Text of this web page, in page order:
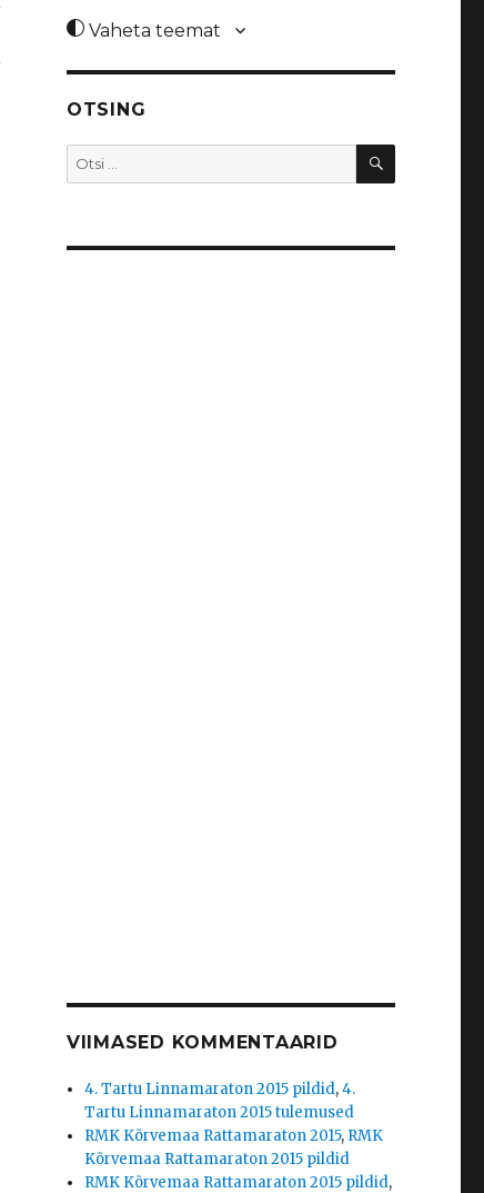
Vaheta teemat
OTSING
Otsi: OTSI
VIIMASED KOMMENTAARID
4. Tartu Linnamaraton 2015 pildid,4.
Tartu Linnamaraton 2015 tulemused
RMK Kõrvemaa Rattamaraton 2015, RMK
Kõrvemaa Rattamaraton 2015 pildid
RMK Kõrvemaa Rattamaraton 2015 pildid,